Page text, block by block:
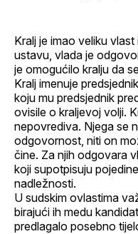
Kralj je imao veliku
ustavu, vlada je
je omogućilo kralju da
Kralj imenuje
koju mu predsjednik
ovisile o kraljevoj volji.
nepovrediva. Njega se
odgovornost, niti on
čine. Za njih odgovara
koji supotpisuju
nadležnosti.
U sudskim ovlastima
birajući ih medu
predlagalo posebno